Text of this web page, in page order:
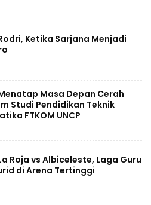
Ketika Sarjana Menjadi
Masa Depan Cerah
Studi Pendidikan Teknik
FTKOM UNCP
Roja vs Albiceleste, Laga Guru
di Arena Tertinggi